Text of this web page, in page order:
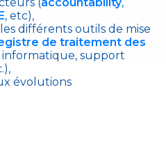
, etc),
différents outils de mise
de traitement des
informatique, support
évolutions